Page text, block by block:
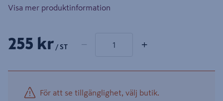
Visa mer produktinformation
255 kr / ST − +
För att se tillgänglighet, välj butik.